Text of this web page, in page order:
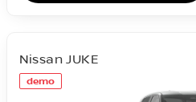
demo
Nissan JUKE